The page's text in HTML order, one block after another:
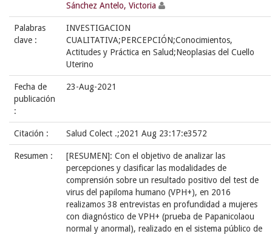
Sánchez Antelo, Victoria
Palabras
clave :
INVESTIGACION
CUALITATIVA;PERCEPCIÓN;Conocimientos,
Actitudes y Práctica en Salud;Neoplasias del Cuello
Uterino
Fecha de
publicación
:
23-Aug-2021
Citación : Salud Colect .;2021 Aug 23:17:e3572
Resumen :
[RESUMEN]: Con el objetivo de analizar las
percepciones y clasificar las modalidades de
comprensión sobre un resultado positivo del test de
virus del papiloma humano (VPH+), en 2016
realizamos 38 entrevistas en profundidad a mujeres
con diagnóstico de VPH+ (prueba de Papanicolaou
normal y anormal), realizado en el sistema público de